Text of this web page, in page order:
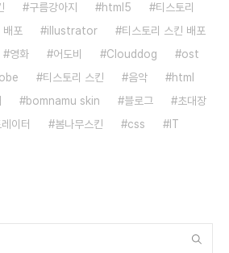
구름강아지 html5
티스토리
배포 illustrator
티스토리 스킨 배포
영화 어도비 Clouddog
ost
티스토리 스킨 음악
html
bomnamu skin 블로그
초대장
이터 봄나무스킨 css IT